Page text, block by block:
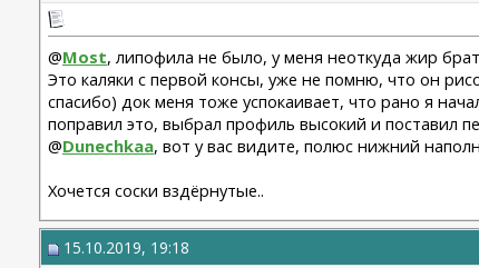
@Most, липофила не было, у меня неоткуда жир
Это каляки с первой консы, уже не помню, что он
спасибо) док меня тоже успокаивает, что рано я
поправил это, выбрал профиль высокий и поставил
@Dunechkaa, вот у вас видите, полюс нижний
Хочется соски вздёрнутые..
15.10.2019, 19:18